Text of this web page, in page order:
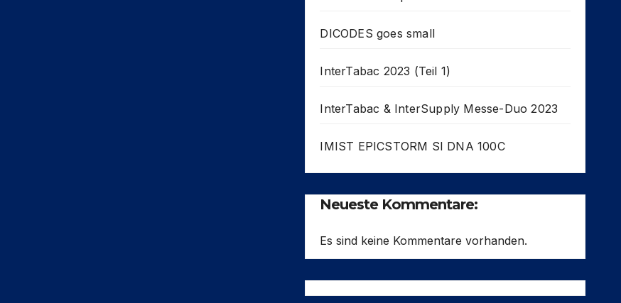
DICODES goes small
InterTabac 2023 (Teil 1)
InterTabac & InterSupply Messe-Duo 2023
IMIST EPICSTORM SI DNA 100C
Neueste Kommentare:
Es sind keine Kommentare vorhanden.